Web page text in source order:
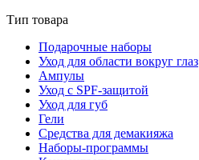
Тип товара
Подарочные наборы
Уход для области вокруг глаз
Ампулы
Уход с SPF-защитой
Уход для губ
Гели
Средства для демакияжа
Наборы-программы